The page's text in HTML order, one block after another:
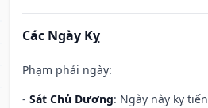
Các Ngày Kỵ
Phạm phải ngày:
- Sát Chủ Dương: Ngày này kỵ